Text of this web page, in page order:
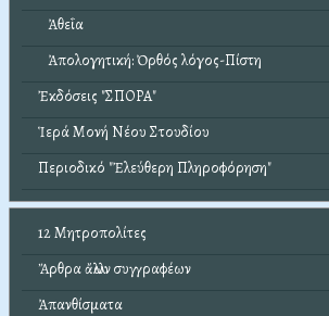
Ἀθεΐα
Ἀπολογητική: Ὀρθός λόγος-Πίστη
Ἐκδόσεις "ΣΠΟΡΑ"
Ἱερά Μονή Νέου Στουδίου
Περιοδικό "Ἐλεύθερη Πληροφόρηση"
12 Μητροπολίτες
Ἄρθρα ἄλλων συγγραφέων
Ἀπανθίσματα